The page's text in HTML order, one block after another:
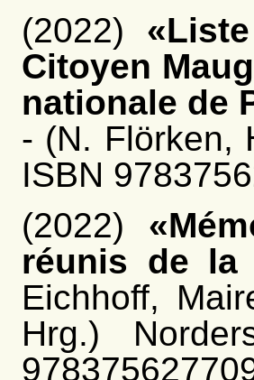
(2022)
Citoyen
nationale de
- (N. Flörken,
ISBN
(2022)
réunis de la
Eichhoff,
Hrg.)